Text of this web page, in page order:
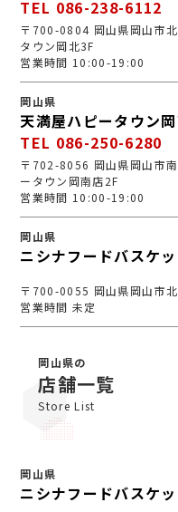
TEL 086-238-6112
〒700-0804 岡山県岡山市
タウン岡北3F
営業時間 10:00-19:00
岡山県
天満屋ハピータウン
TEL 086-250-6280
〒702-8056 岡山県岡山市
ータウン岡南店2F
営業時間 10:00-19:00
岡山県
ニシナフードバスケ
〒700-0055 岡山県岡山市
営業時間 未定
岡山県の
店舗一覧
Store List
岡山県
ニシナフードバスケ